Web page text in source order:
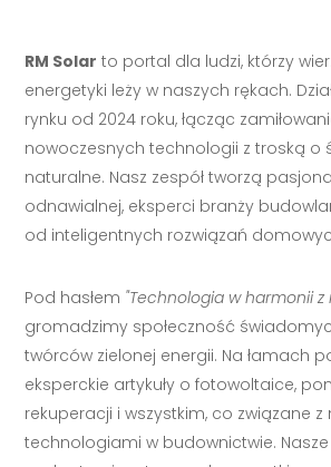
RM Solar to portal dla ludzi, którzy
energetyki leży w naszych rękach.
rynku od 2024 roku, łącząc
nowoczesnych technologii z troską o
naturalne. Nasz zespół tworzą
odnawialnej, eksperci branży
od inteligentnych rozwiązań
Pod hasłem "Technologia w harmonii z
gromadzimy społeczność
twórców zielonej energii. Na łamach
eksperckie artykuły o fotowoltaice,
rekuperacji i wszystkim, co związane
technologiami w budownictwie.